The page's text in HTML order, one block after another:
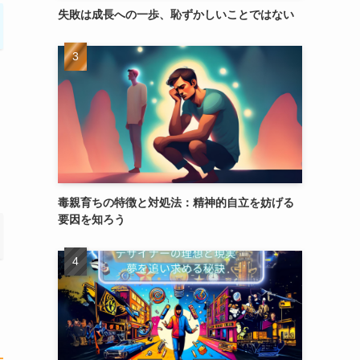
失敗は成長への一歩、恥ずかしいことではない
毒親育ちの特徴と対処法：精神的自立を妨げる
要因を知ろう